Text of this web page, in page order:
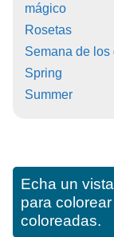
mágico
Rosetas
Semana de los
Spring
Summer
Echa un
para
coloreadas.